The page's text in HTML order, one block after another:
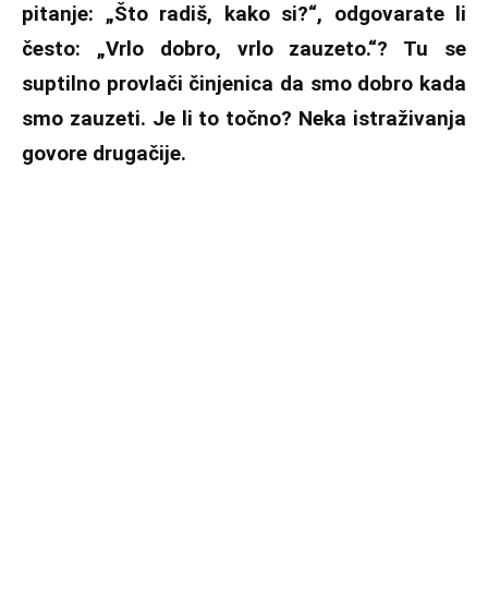
pitanje: „Što radiš, kako si?“, odgovarate li
često: „Vrlo dobro, vrlo zauzeto.“? Tu se
suptilno provlači činjenica da smo dobro kada
smo zauzeti. Je li to točno? Neka istraživanja
govore drugačije.